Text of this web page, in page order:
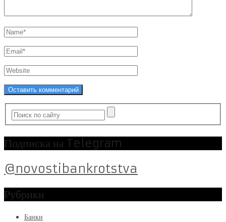
Подписка на Telegram
@novostibankrotstva
Рубрики
Банки